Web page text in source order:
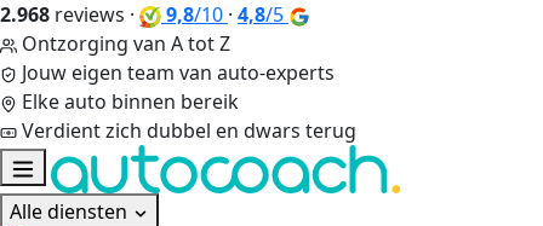
2.968 reviews · 9,8/10 · 4,8/5
Ontzorging van A tot Z
Jouw eigen team van auto-experts
Elke auto binnen bereik
Verdient zich dubbel en dwars terug
Alle diensten